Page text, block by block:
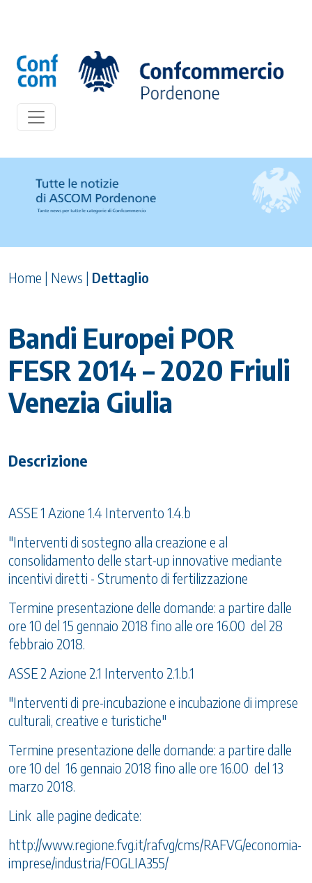
Home | News | Dettaglio
Bandi Europei POR
FESR 2014 – 2020 Friuli
Venezia Giulia
Descrizione
ASSE 1 Azione 1.4 Intervento 1.4.b
"Interventi di sostegno alla creazione e al
consolidamento delle start-up innovative mediante
incentivi diretti - Strumento di fertilizzazione
Termine presentazione delle domande: a partire dalle
ore 10 del 15 gennaio 2018 fino alle ore 16.00 del 28
febbraio 2018.
ASSE 2 Azione 2.1 Intervento 2.1.b.1
"Interventi di pre-incubazione e incubazione di imprese
culturali, creative e turistiche"
Termine presentazione delle domande: a partire dalle
ore 10 del 16 gennaio 2018 fino alle ore 16.00 del 13
marzo 2018.
Link alle pagine dedicate:
http://www.regione.fvg.it/rafvg/cms/RAFVG/economia-
imprese/industria/FOGLIA355/